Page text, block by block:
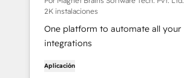
2K instalaciones
One platform to automate all your
integrations
Aplicación